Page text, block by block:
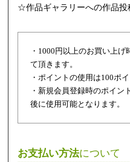
☆作品ギャラリーへの作品投
・1000円以上のお買い上
て頂きます。
・ポイントの使用は100ポ
・新規会員登録時のポイン
後に使用可能となります。
お支払い方法について